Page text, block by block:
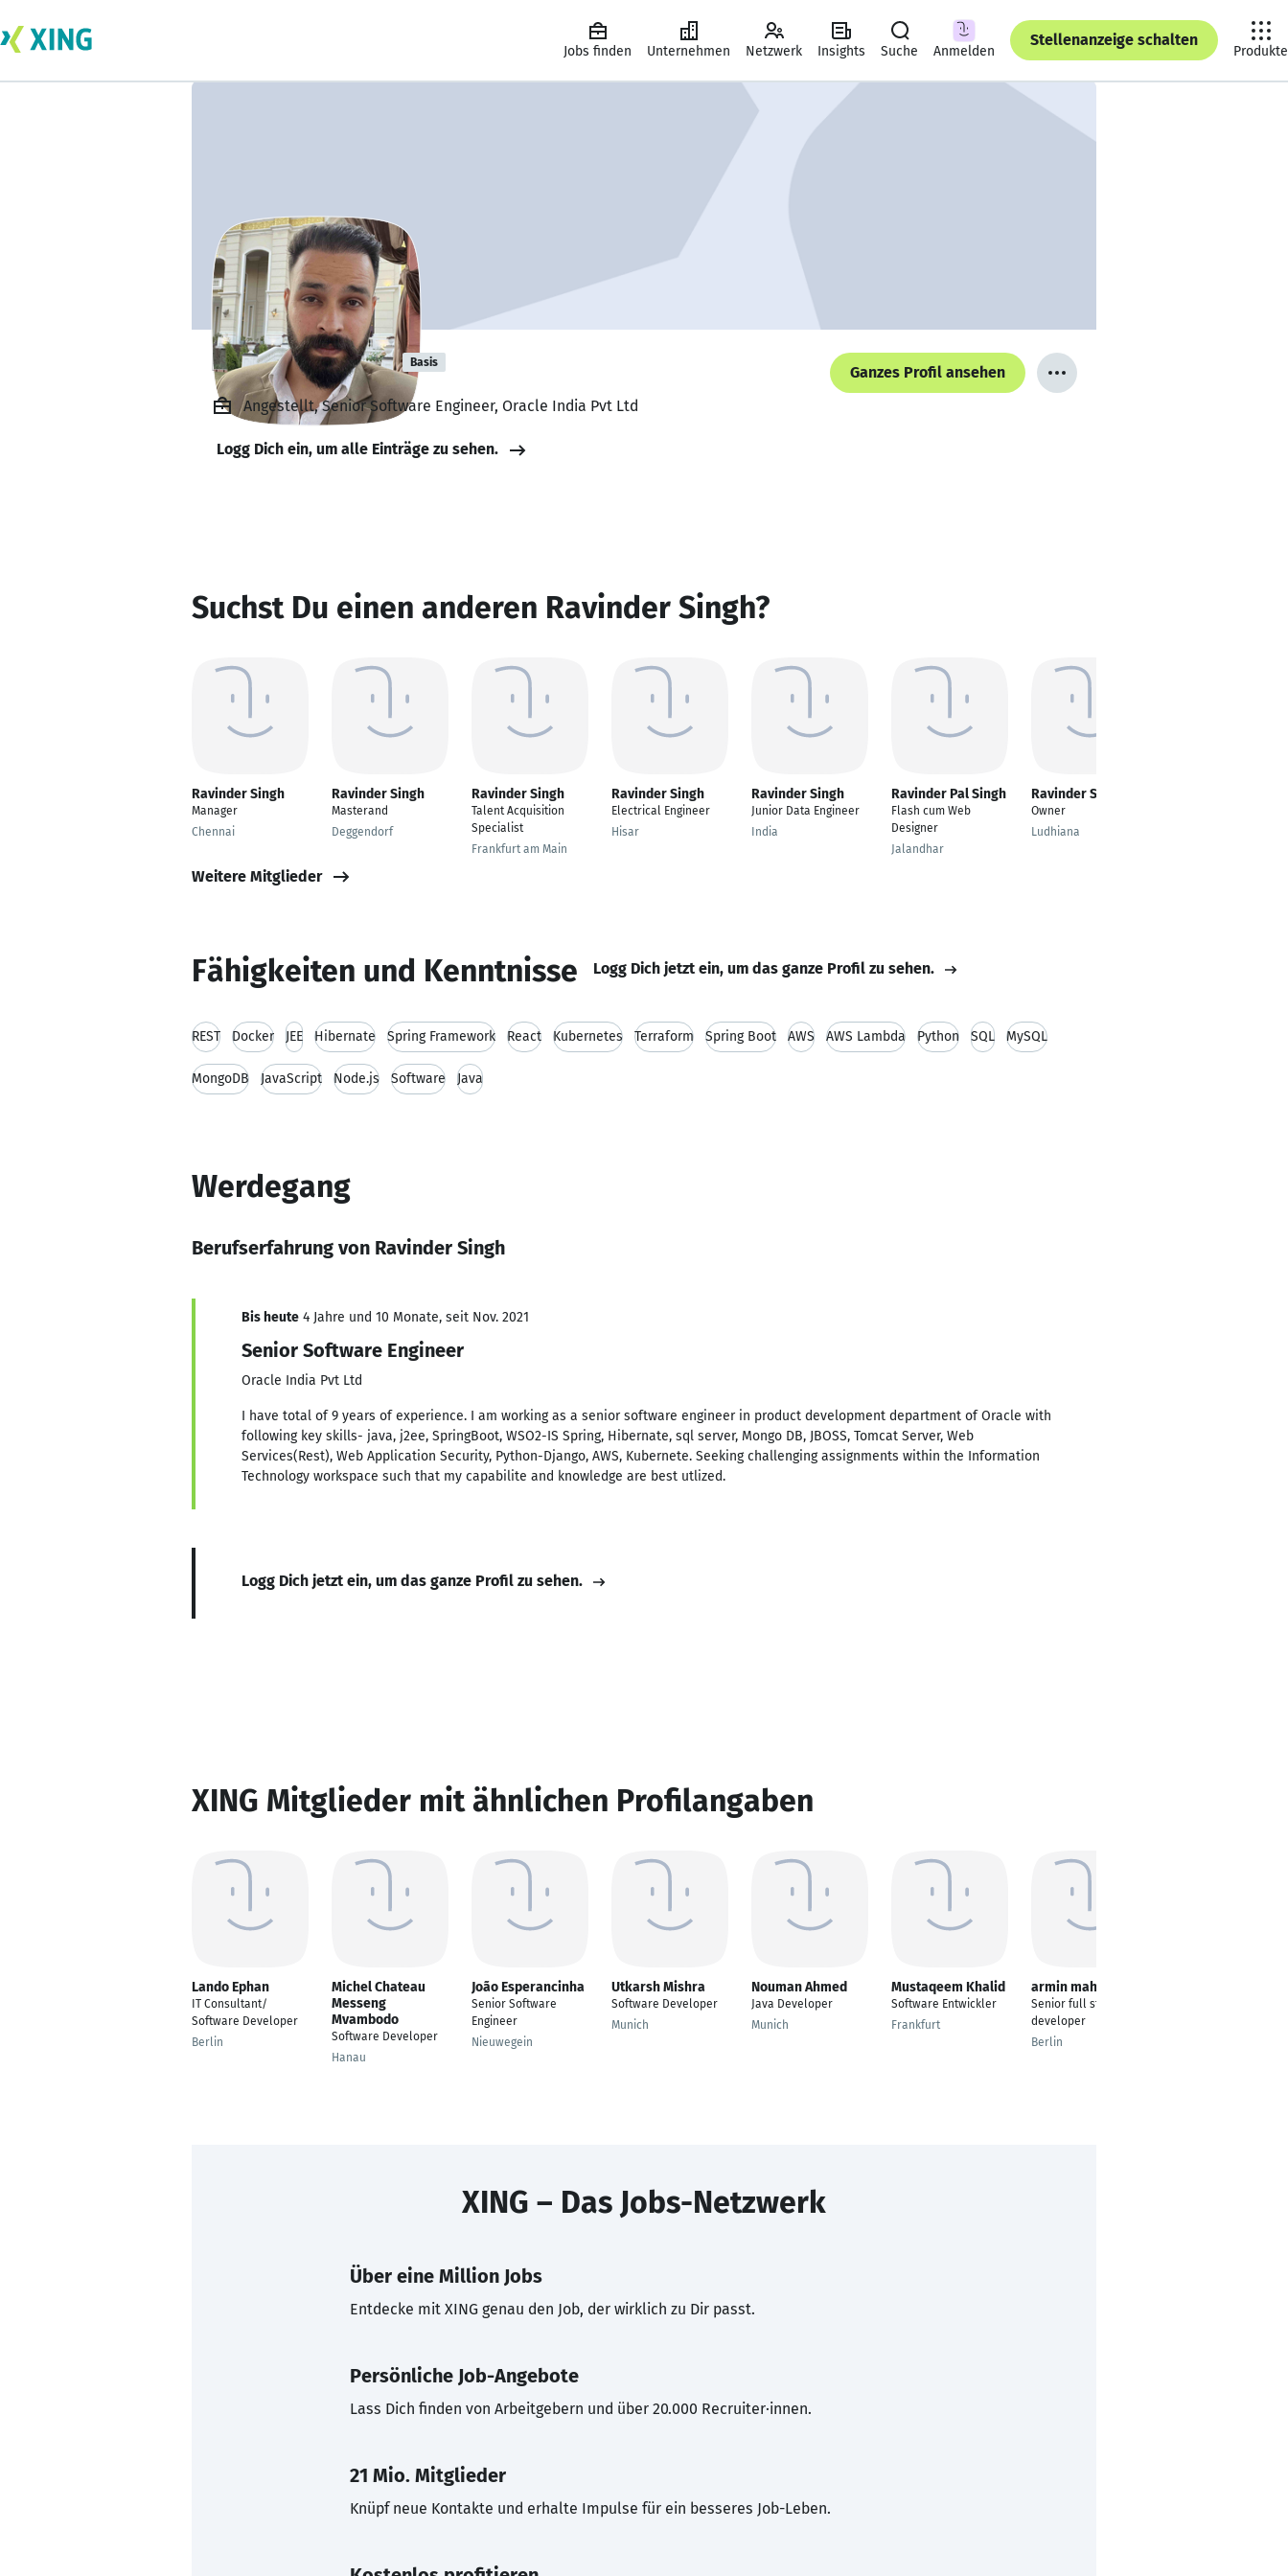
Jobs finden Unternehmen Netzwerk Insights Suche Anmelden
Stellenanzeige schalten
Produkte
Ravinder Singh Basis
Ganzes Profil ansehen
Angestellt, Senior Software Engineer, Oracle India Pvt Ltd
Logg Dich ein, um alle Einträge zu sehen.
Suchst Du einen anderen Ravinder Singh?
Ravinder Singh
Manager
Chennai
Ravinder Singh
Masterand
Deggendorf
Ravinder Singh
Talent Acquisition
Specialist
Frankfurt am Main
Ravinder Singh
Electrical Engineer
Hisar
Ravinder Singh
Junior Data Engineer
India
Ravinder Pal Singh
Flash cum Web
Designer
Jalandhar
Ravinder Singh
Owner
Ludhiana
Weitere Mitglieder
Fähigkeiten und Kenntnisse Logg Dich jetzt ein, um das ganze Profil zu sehen.
REST Docker JEE Hibernate Spring Framework React Kubernetes Terraform Spring Boot AWS AWS Lambda Python SQL MySQL
MongoDB JavaScript Node.js Software Java
Werdegang
Berufserfahrung von Ravinder Singh
Bis heute 4 Jahre und 10 Monate, seit Nov. 2021
Senior Software Engineer
Oracle India Pvt Ltd
I have total of 9 years of experience. I am working as a senior software engineer in product development department of Oracle with
following key skills- java, j2ee, SpringBoot, WSO2-IS Spring, Hibernate, sql server, Mongo DB, JBOSS, Tomcat Server, Web
Services(Rest), Web Application Security, Python-Django, AWS, Kubernete. Seeking challenging assignments within the Information
Technology workspace such that my capabilite and knowledge are best utlized.
Logg Dich jetzt ein, um das ganze Profil zu sehen.
XING Mitglieder mit ähnlichen Profilangaben
Lando Ephan
IT Consultant/
Software Developer
Berlin
Michel Chateau
Messeng
Mvambodo
Software Developer
Hanau
João Esperancinha
Senior Software
Engineer
Nieuwegein
Utkarsh Mishra
Software Developer
Munich
Nouman Ahmed
Java Developer
Munich
Mustaqeem Khalid
Software Entwickler
Frankfurt
armin mahdiani
Senior full stack
developer
Berlin
XING – Das Jobs-Netzwerk
Über eine Million Jobs
Entdecke mit XING genau den Job, der wirklich zu Dir passt.
Persönliche Job-Angebote
Lass Dich finden von Arbeitgebern und über 20.000 Recruiter·innen.
21 Mio. Mitglieder
Knüpf neue Kontakte und erhalte Impulse für ein besseres Job-Leben.